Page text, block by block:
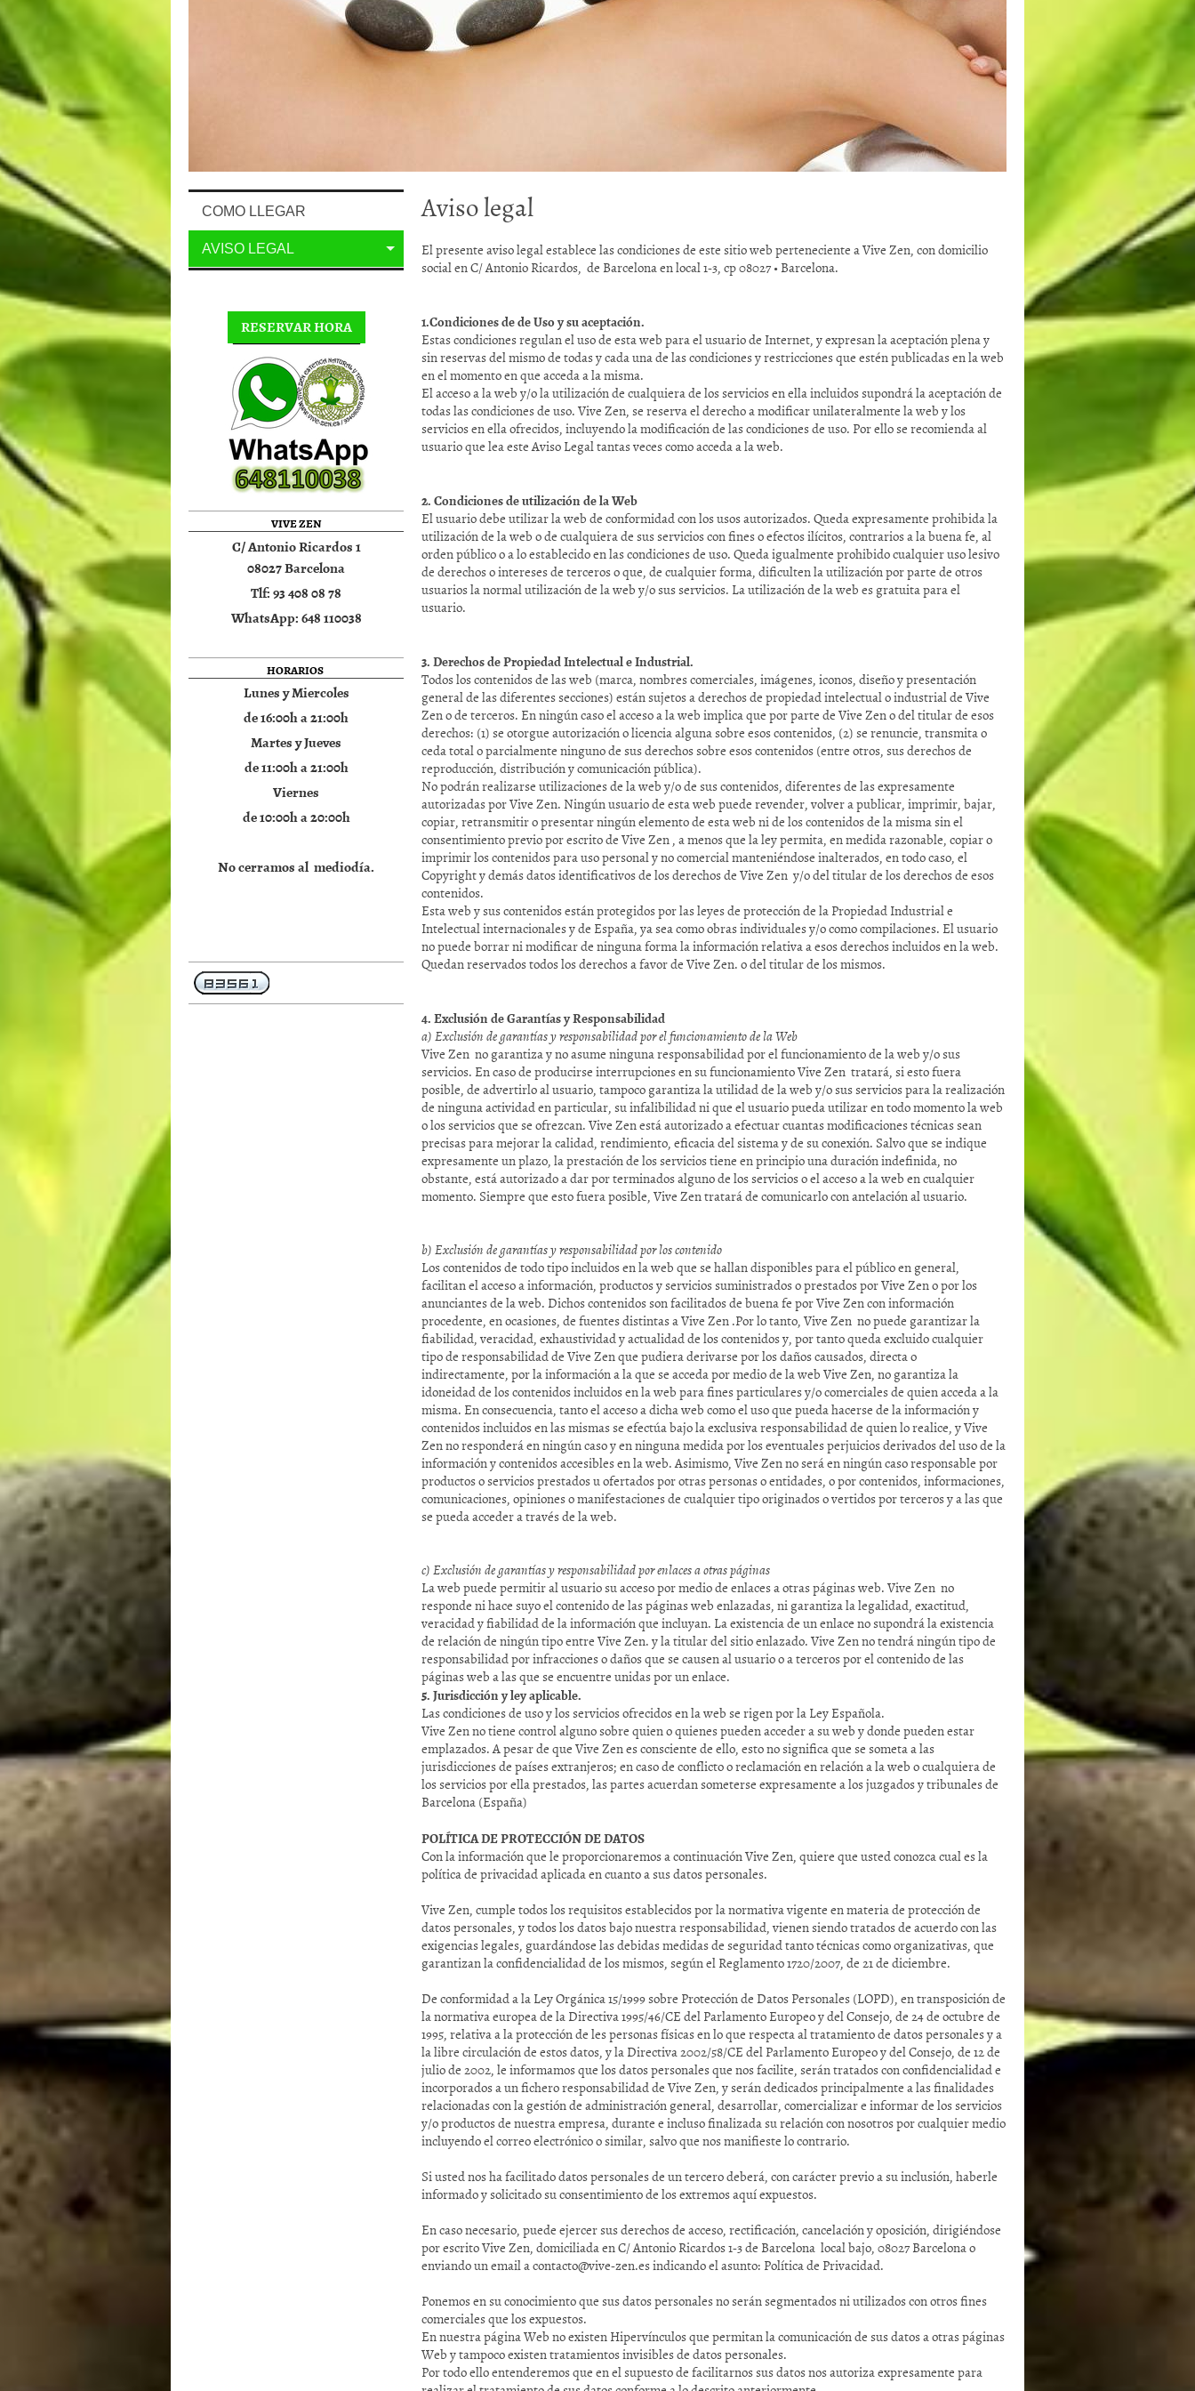
Aviso legal
El presente aviso legal establece las condiciones de este sitio web perteneciente a Vive Zen, con domicilio
social en C/ Antonio Ricardos, de Barcelona en local 1-3, cp 08027 • Barcelona.
1.Condiciones de de Uso y su aceptación.
Estas condiciones regulan el uso de esta web para el usuario de Internet, y expresan la aceptación plena y
sin reservas del mismo de todas y cada una de las condiciones y restricciones que estén publicadas en la web
en el momento en que acceda a la misma.
El acceso a la web y/o la utilización de cualquiera de los servicios en ella incluidos supondrá la aceptación de
todas las condiciones de uso. Vive Zen, se reserva el derecho a modificar unilateralmente la web y los
servicios en ella ofrecidos, incluyendo la modificación de las condiciones de uso. Por ello se recomienda al
usuario que lea este Aviso Legal tantas veces como acceda a la web.
2. Condiciones de utilización de la Web
El usuario debe utilizar la web de conformidad con los usos autorizados. Queda expresamente prohibida la
utilización de la web o de cualquiera de sus servicios con fines o efectos ilícitos, contrarios a la buena fe, al
orden público o a lo establecido en las condiciones de uso. Queda igualmente prohibido cualquier uso lesivo
de derechos o intereses de terceros o que, de cualquier forma, dificulten la utilización por parte de otros
usuarios la normal utilización de la web y/o sus servicios. La utilización de la web es gratuita para el
usuario.
3. Derechos de Propiedad Intelectual e Industrial.
Todos los contenidos de las web (marca, nombres comerciales, imágenes, iconos, diseño y presentación
general de las diferentes secciones) están sujetos a derechos de propiedad intelectual o industrial de Vive
Zen o de terceros. En ningún caso el acceso a la web implica que por parte de Vive Zen o del titular de esos
derechos: (1) se otorgue autorización o licencia alguna sobre esos contenidos, (2) se renuncie, transmita o
ceda total o parcialmente ninguno de sus derechos sobre esos contenidos (entre otros, sus derechos de
reproducción, distribución y comunicación pública).
No podrán realizarse utilizaciones de la web y/o de sus contenidos, diferentes de las expresamente
autorizadas por Vive Zen. Ningún usuario de esta web puede revender, volver a publicar, imprimir, bajar,
copiar, retransmitir o presentar ningún elemento de esta web ni de los contenidos de la misma sin el
consentimiento previo por escrito de Vive Zen , a menos que la ley permita, en medida razonable, copiar o
imprimir los contenidos para uso personal y no comercial manteniéndose inalterados, en todo caso, el
Copyright y demás datos identificativos de los derechos de Vive Zen y/o del titular de los derechos de esos
contenidos.
Esta web y sus contenidos están protegidos por las leyes de protección de la Propiedad Industrial e
Intelectual internacionales y de España, ya sea como obras individuales y/o como compilaciones. El usuario
no puede borrar ni modificar de ninguna forma la información relativa a esos derechos incluidos en la web.
Quedan reservados todos los derechos a favor de Vive Zen. o del titular de los mismos.
4. Exclusión de Garantías y Responsabilidad
a) Exclusión de garantías y responsabilidad por el funcionamiento de la Web
Vive Zen no garantiza y no asume ninguna responsabilidad por el funcionamiento de la web y/o sus
servicios. En caso de producirse interrupciones en su funcionamiento Vive Zen tratará, si esto fuera
posible, de advertirlo al usuario, tampoco garantiza la utilidad de la web y/o sus servicios para la realización
de ninguna actividad en particular, su infalibilidad ni que el usuario pueda utilizar en todo momento la web
o los servicios que se ofrezcan. Vive Zen está autorizado a efectuar cuantas modificaciones técnicas sean
precisas para mejorar la calidad, rendimiento, eficacia del sistema y de su conexión. Salvo que se indique
expresamente un plazo, la prestación de los servicios tiene en principio una duración indefinida, no
obstante, está autorizado a dar por terminados alguno de los servicios o el acceso a la web en cualquier
momento. Siempre que esto fuera posible, Vive Zen tratará de comunicarlo con antelación al usuario.
b) Exclusión de garantías y responsabilidad por los contenido
Los contenidos de todo tipo incluidos en la web que se hallan disponibles para el público en general,
facilitan el acceso a información, productos y servicios suministrados o prestados por Vive Zen o por los
anunciantes de la web. Dichos contenidos son facilitados de buena fe por Vive Zen con información
procedente, en ocasiones, de fuentes distintas a Vive Zen .Por lo tanto, Vive Zen no puede garantizar la
fiabilidad, veracidad, exhaustividad y actualidad de los contenidos y, por tanto queda excluido cualquier
tipo de responsabilidad de Vive Zen que pudiera derivarse por los daños causados, directa o
indirectamente, por la información a la que se acceda por medio de la web Vive Zen, no garantiza la
idoneidad de los contenidos incluidos en la web para fines particulares y/o comerciales de quien acceda a la
misma. En consecuencia, tanto el acceso a dicha web como el uso que pueda hacerse de la información y
contenidos incluidos en las mismas se efectúa bajo la exclusiva responsabilidad de quien lo realice, y Vive
Zen no responderá en ningún caso y en ninguna medida por los eventuales perjuicios derivados del uso de la
información y contenidos accesibles en la web. Asimismo, Vive Zen no será en ningún caso responsable por
productos o servicios prestados u ofertados por otras personas o entidades, o por contenidos, informaciones,
comunicaciones, opiniones o manifestaciones de cualquier tipo originados o vertidos por terceros y a las que
se pueda acceder a través de la web.
c) Exclusión de garantías y responsabilidad por enlaces a otras páginas
La web puede permitir al usuario su acceso por medio de enlaces a otras páginas web. Vive Zen no
responde ni hace suyo el contenido de las páginas web enlazadas, ni garantiza la legalidad, exactitud,
veracidad y fiabilidad de la información que incluyan. La existencia de un enlace no supondrá la existencia
de relación de ningún tipo entre Vive Zen. y la titular del sitio enlazado. Vive Zen no tendrá ningún tipo de
responsabilidad por infracciones o daños que se causen al usuario o a terceros por el contenido de las
páginas web a las que se encuentre unidas por un enlace.
5. Jurisdicción y ley aplicable.
Las condiciones de uso y los servicios ofrecidos en la web se rigen por la Ley Española.
Vive Zen no tiene control alguno sobre quien o quienes pueden acceder a su web y donde pueden estar
emplazados. A pesar de que Vive Zen es consciente de ello, esto no significa que se someta a las
jurisdicciones de países extranjeros; en caso de conflicto o reclamación en relación a la web o cualquiera de
los servicios por ella prestados, las partes acuerdan someterse expresamente a los juzgados y tribunales de
Barcelona (España)
POLÍTICA DE PROTECCIÓN DE DATOS
Con la información que le proporcionaremos a continuación Vive Zen, quiere que usted conozca cual es la
política de privacidad aplicada en cuanto a sus datos personales.
Vive Zen, cumple todos los requisitos establecidos por la normativa vigente en materia de protección de
datos personales, y todos los datos bajo nuestra responsabilidad, vienen siendo tratados de acuerdo con las
exigencias legales, guardándose las debidas medidas de seguridad tanto técnicas como organizativas, que
garantizan la confidencialidad de los mismos, según el Reglamento 1720/2007, de 21 de diciembre.
De conformidad a la Ley Orgánica 15/1999 sobre Protección de Datos Personales (LOPD), en transposición de
la normativa europea de la Directiva 1995/46/CE del Parlamento Europeo y del Consejo, de 24 de octubre de
1995, relativa a la protección de les personas físicas en lo que respecta al tratamiento de datos personales y a
la libre circulación de estos datos, y la Directiva 2002/58/CE del Parlamento Europeo y del Consejo, de 12 de
julio de 2002, le informamos que los datos personales que nos facilite, serán tratados con confidencialidad e
incorporados a un fichero responsabilidad de Vive Zen, y serán dedicados principalmente a las finalidades
relacionadas con la gestión de administración general, desarrollar, comercializar e informar de los servicios
y/o productos de nuestra empresa, durante e incluso finalizada su relación con nosotros por cualquier medio
incluyendo el correo electrónico o similar, salvo que nos manifieste lo contrario.
Si usted nos ha facilitado datos personales de un tercero deberá, con carácter previo a su inclusión, haberle
informado y solicitado su consentimiento de los extremos aquí expuestos.
En caso necesario, puede ejercer sus derechos de acceso, rectificación, cancelación y oposición, dirigiéndose
por escrito Vive Zen, domiciliada en C/ Antonio Ricardos 1-3 de Barcelona local bajo, 08027 Barcelona o
enviando un email a contacto@vive-zen.es indicando el asunto: Política de Privacidad.
Ponemos en su conocimiento que sus datos personales no serán segmentados ni utilizados con otros fines
comerciales que los expuestos.
En nuestra página Web no existen Hipervínculos que permitan la comunicación de sus datos a otras páginas
Web y tampoco existen tratamientos invisibles de datos personales.
Por todo ello entenderemos que en el supuesto de facilitarnos sus datos nos autoriza expresamente para
COMO LLEGAR
AVISO LEGAL
RESERVAR HORA
VIVE ZEN
C/ Antonio Ricardos 1
08027 Barcelona
Tlf: 93 408 08 78
WhatsApp: 648 110038
HORARIOS
Lunes y Miercoles
de 16:00h a 21:00h
Martes y Jueves
de 11:00h a 21:00h
Viernes
de 10:00h a 20:00h
No cerramos al mediodía.